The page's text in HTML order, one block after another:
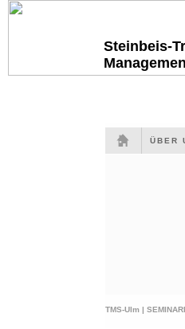
Steinbeis-
ÜBER
TMS-Ulm |